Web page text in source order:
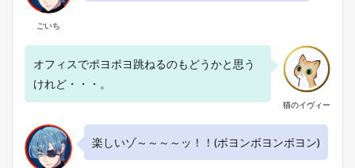
ごいち
猫のイヴィー
オフィスでポヨポヨ跳ねるのもどうかと思う
けれど・・・。
楽しいゾ～～～～ッ！！(ボヨンボヨンボヨン)